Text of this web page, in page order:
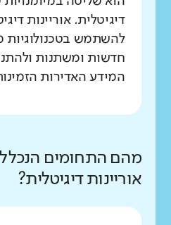
דיגיטלית. אוריינות
להשתמש בטכנולוגיות
חדשות ומשתנות
המידע האדירות
מהם התחומים
אוריינות דיגיטלית?